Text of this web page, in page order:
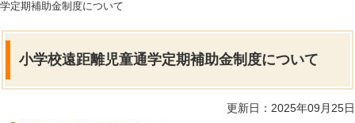
学定期補助金制度について
小学校遠距離児童通学定期補助金制度について
更新日：2025年09月25日